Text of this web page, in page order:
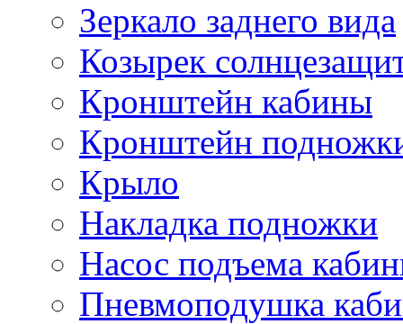
Зеркало заднего вида
Козырек
Кронштейн кабины
Кронштейн
Крыло
Накладка подножки
Насос подъема
Пневмоподушка